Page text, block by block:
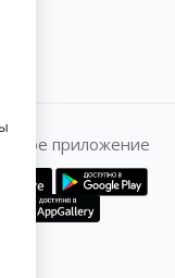
приложение